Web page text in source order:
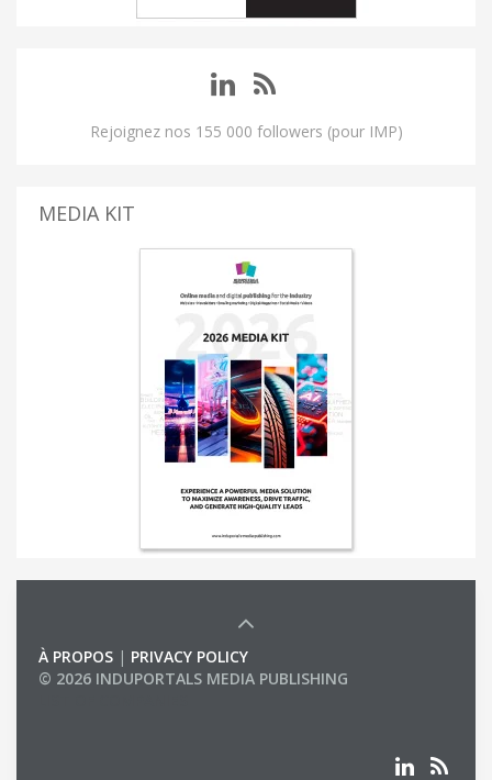
Rejoignez nos 155 000 followers (pour IMP)
MEDIA KIT
À PROPOS | PRIVACY POLICY
© 2026 INDUPORTALS MEDIA PUBLISHING